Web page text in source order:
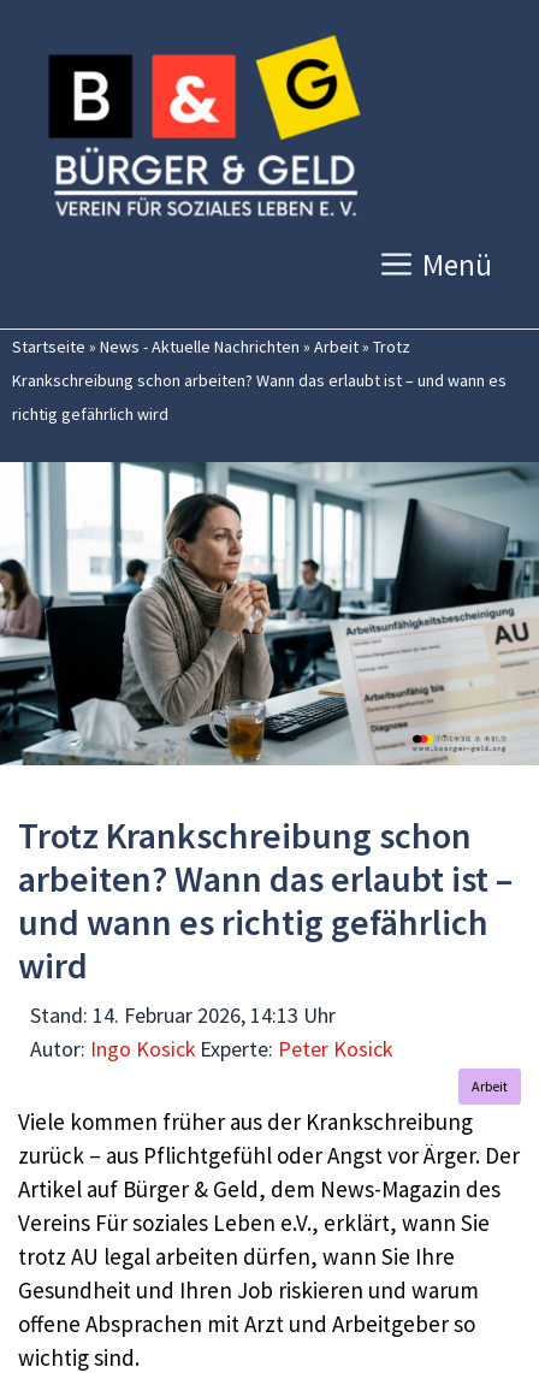
Inhalt
springen
Menü
Startseite » News - Aktuelle Nachrichten » Arbeit» Trotz
Krankschreibung schon arbeiten? Wann das erlaubt ist – und wann es
richtig gefährlich wird
Trotz Krankschreibung schon
arbeiten? Wann das erlaubt ist –
und wann es richtig gefährlich
wird
Stand: 14. Februar 2026, 14:13 Uhr
Autor: Ingo Kosick Experte: Peter Kosick
Arbeit
Viele kommen früher aus der Krankschreibung
zurück – aus Pflichtgefühl oder Angst vor Ärger. Der
Artikel auf Bürger & Geld, dem News-Magazin des
Vereins Für soziales Leben e.V., erklärt, wann Sie
trotz AU legal arbeiten dürfen, wann Sie Ihre
Gesundheit und Ihren Job riskieren und warum
offene Absprachen mit Arzt und Arbeitgeber so
wichtig sind.